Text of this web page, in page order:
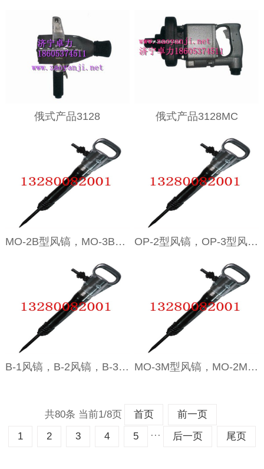
俄式产品3128 俄式产品3128MC
MO-2B型风镐，MO-3B风镐，MO-4B OP-2型风镐，OP-3型风镐，OP-4风镐
B-1风镐，B-2风镐，B-3风镐 MO-3M型风镐，MO-2M风镐，MC-4M型风镐
共80条 当前1/8页 首页
前一页
1
2 3 4 5 ··· 后一页 尾页